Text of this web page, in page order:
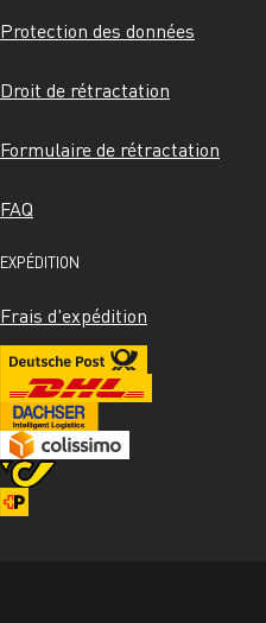
Protection des données
Droit de rétractation
Formulaire de rétractation
FAQ
EXPÉDITION
Frais d'expédition